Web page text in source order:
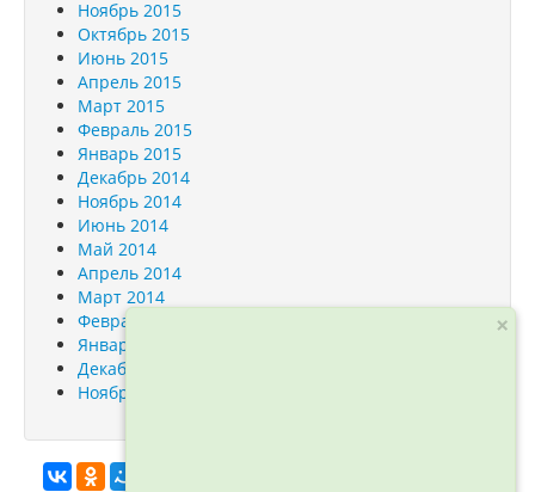
Ноябрь 2015
Октябрь 2015
Июнь 2015
Апрель 2015
Март 2015
Февраль 2015
Январь 2015
Декабрь 2014
Ноябрь 2014
Июнь 2014
Май 2014
Апрель 2014
Март 2014
Февраль 2014
Январь 2014
Декабрь 2013
Ноябрь 2013
×